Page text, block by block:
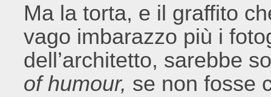
Ma la torta, e il graffito
vago imbarazzo più i
dell’architetto, sarebbe
of humour, se non fosse